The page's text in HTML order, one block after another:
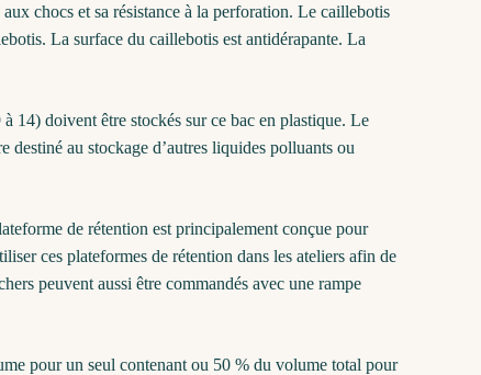
chocs et sa résistance à la perforation. Le caillebotis
La surface du caillebotis est antidérapante. La
14) doivent être stockés sur ce bac en plastique. Le
au stockage d’autres liquides polluants ou
de rétention est principalement conçue pour
ces plateformes de rétention dans les ateliers afin de
peuvent aussi être commandés avec une rampe
pour un seul contenant ou 50 % du volume total pour